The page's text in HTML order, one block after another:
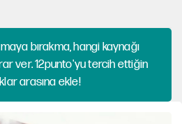
bırakma, hangi kaynağı
ver. 12punto'yu tercih ettiğin
arasına ekle!